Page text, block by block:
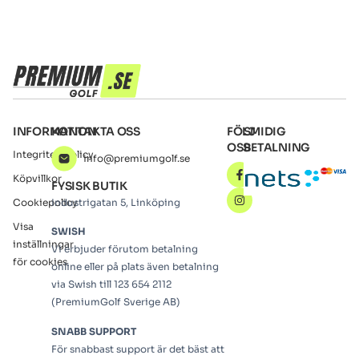
INFORMATION
Integritetspolicy
Köpvillkor
Cookiepolicy
Visa
inställningar
för cookies
KONTAKTA OSS
info@premiumgolf.se
FYSISK BUTIK
Industrigatan 5, Linköping
SWISH
Vi erbjuder förutom betalning
online eller på plats även betalning
via Swish till 123 654 2112
(PremiumGolf Sverige AB)
SNABB SUPPORT
För snabbast support är det bäst att
FÖLJ
OSS
SMIDIG
BETALNING